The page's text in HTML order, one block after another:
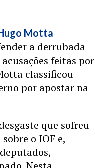
Motta
a derrubada
feitas por
classificou
por apostar na
que sofreu
o IOF e,